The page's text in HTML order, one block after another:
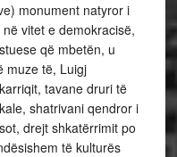
monument natyror i
vitet e demokracisë,
që mbetën, u
muze të, Luigj
tavane druri të
shatrivani qendror i
drejt shkatërrimit po
të kulturës